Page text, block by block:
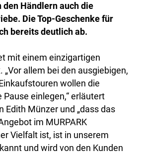
Händlern auch die
Die Top-Geschenke für
bereits deutlich ab.
mit einem einzigartigen
„Vor allem bei den ausgiebigen,
wollen die
Pause einlegen,“ erläutert
Edith Münzer und „dass das
im MURPARK
Vielfalt ist, ist in unserem
und wird von den Kunden